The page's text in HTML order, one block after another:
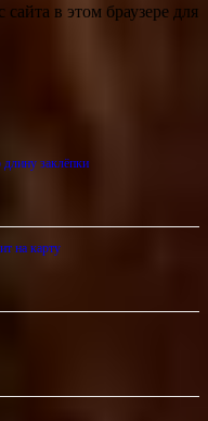
в этом браузере для
заклёпки
на карту